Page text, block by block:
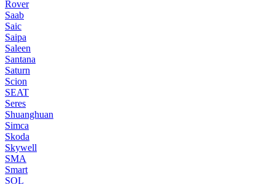
Rover
Saab
Saic
Saipa
Saleen
Santana
Saturn
Scion
SEAT
Seres
Shuanghuan
Simca
Skoda
Skywell
SMA
Smart
SOL